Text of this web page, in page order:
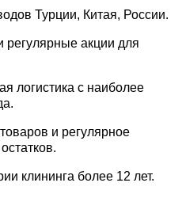
Турции, Китая, России.
акции для
логистика с наиболее
и регулярное
клининга более 12 лет.